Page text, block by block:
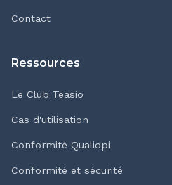
Contact
Ressources
Le Club Teasio
Cas d'utilisation
Conformité Qualiopi
Conformité et sécurité